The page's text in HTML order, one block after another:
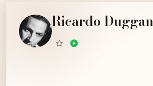
Ricardo Duggan